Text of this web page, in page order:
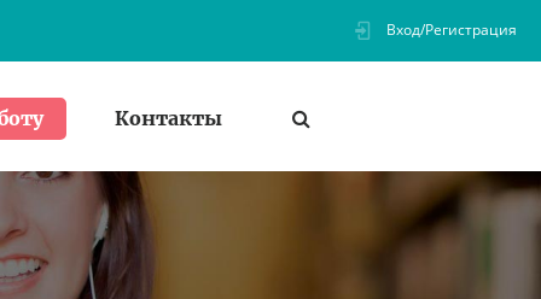
Вход/Регистрация
Контакты